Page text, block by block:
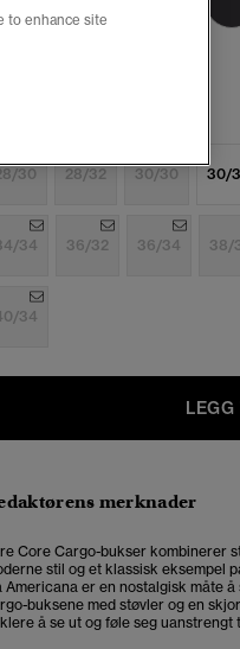
Størrelse:
30 28/32 30/30 30/
34 36/32 36/34 38/
34
merknader
Core Cargo-bukser kombinerer
stil og et klassisk eksempel
Americana er en nostalgisk måte
buksene med støvler og en
å se ut og føle seg uanstrengt
to enhance site